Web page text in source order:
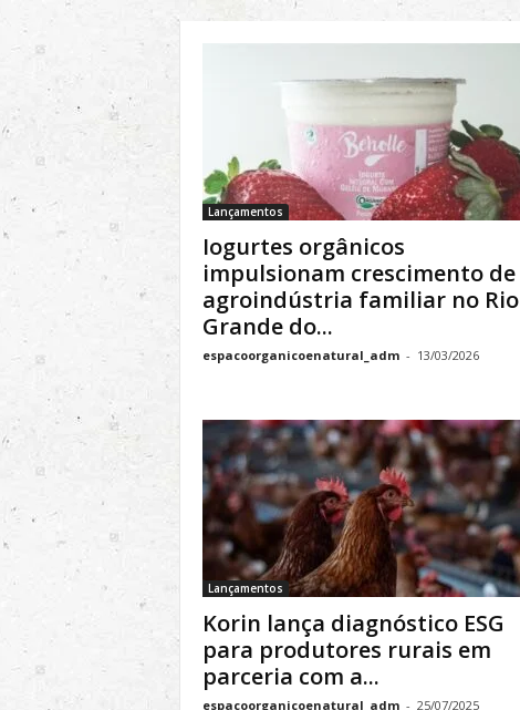
l
Lançamentos
Iogurtes orgânicos
impulsionam crescimento de
agroindústria familiar no Rio
Grande do...
espacoorganicoenatural_adm - 13/03/2026
Lançamentos
Korin lança diagnóstico ESG
para produtores rurais em
parceria com a...
espacoorganicoenatural_adm - 25/07/2025